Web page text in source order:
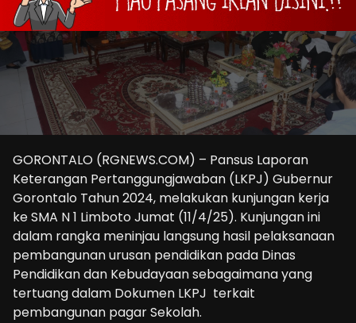
GORONTALO (RGNEWS.COM) – Pansus Laporan
Keterangan Pertanggungjawaban (LKPJ) Gubernur
Gorontalo Tahun 2024, melakukan kunjungan kerja
ke SMA N 1 Limboto Jumat (11/4/25). Kunjungan ini
dalam rangka meninjau langsung hasil pelaksanaan
pembangunan urusan pendidikan pada Dinas
Pendidikan dan Kebudayaan sebagaimana yang
tertuang dalam Dokumen LKPJ terkait
pembangunan pagar Sekolah.